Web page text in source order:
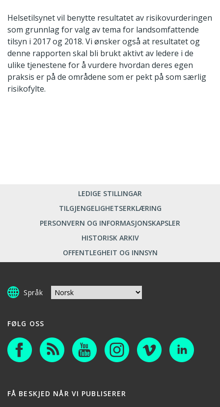
Helsetilsynet vil benytte resultatet av risikovurderingen
som grunnlag for valg av tema for landsomfattende
tilsyn i 2017 og 2018. Vi ønsker også at resultatet og
denne rapporten skal bli brukt aktivt av ledere i de
ulike tjenestene for å vurdere hvordan deres egen
praksis er på de områdene som er pekt på som særlig
risikofylte.
LEDIGE STILLINGAR
TILGJENGELIGHETSERKLÆRING
PERSONVERN OG INFORMASJONSKAPSLER
HISTORISK ARKIV
OFFENTLEGHEIT OG INNSYN
Språk
FØLG OSS
FÅ BESKJED NÅR VI PUBLISERER